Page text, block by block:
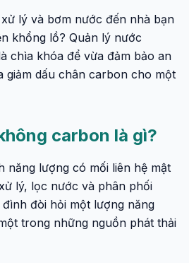
lý và bơm nước đến nhà bạn
khổng lồ? Quản lý nước
chìa khóa để vừa đảm bảo an
giảm dấu chân carbon cho một
carbon là gì?
năng lượng có mối liên hệ mật
lý, lọc nước và phân phối
đòi hỏi một lượng năng
trong những nguồn phát thải